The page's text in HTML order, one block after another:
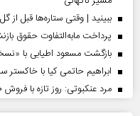
ببینید | وقتی ستاره‌ها قبل از
پرداخت مابه‌التفاوت حقوق
بازگشت مسعود اطیابی با
ابراهیم حاتمی کیا با
مرد عنکبوتی: روز تازه با فروش ۵۰۰ میلیون دلاری در آمریکا رکوردشکنی کرد